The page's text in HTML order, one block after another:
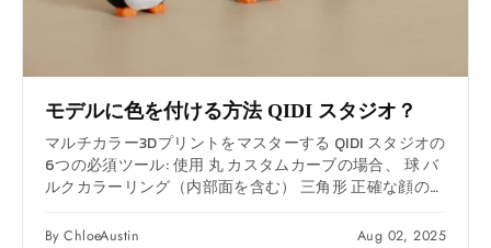
モデルに色を付ける方法 QIDI スタジオ？
マルチカラー3Dプリントをマスターする QIDI スタジオの
6つの必須ツール: 使用 丸 カスタムカーブの場合、 球 バ
ルクカラーリング（内部面を含む） 三角形 正確な顔の選
スマートエリア塗りつぶし、 ギャップフィル 細部まで完
By ChloeAustin Aug 02, 2025